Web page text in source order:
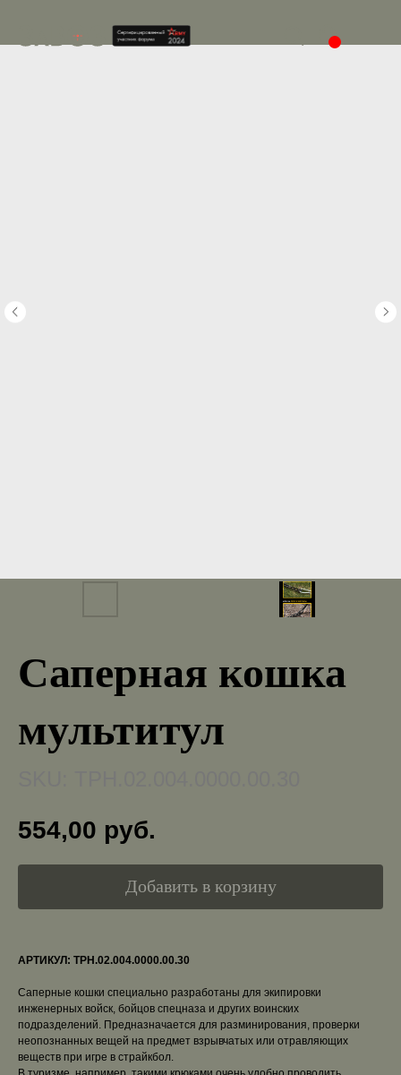
Саперная кошка
мультитул
554,00 руб.
Добавить в корзину
АРТИКУЛ: ТРН.02.004.0000.00.30
Саперные кошки специально разработаны для экипировки
инженерных войск, бойцов спецназа и других воинских
подразделений. Предназначается для разминирования, проверки
неопознанных вещей на предмет взрывчатых или отравляющих
веществ при игре в страйкбол.